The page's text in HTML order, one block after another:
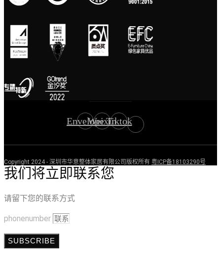
Envelope
WeixinTiktok
Copyright 2024 - 深圳市华意整体家居有限公司版权所有 粤ICP备18103290号
我们将立即联系您
请留下您的联系方式
phonenumber
SUBSCRIBE